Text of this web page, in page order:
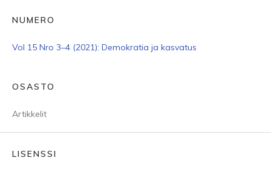
NUMERO
Vol 15 Nro 3–4 (2021): Demokratia ja kasvatus
OSASTO
Artikkelit
LISENSSI